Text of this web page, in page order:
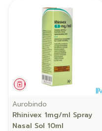
Médicament
Aurobindo
Rhinivex 1mg/ml Spray
Nasal Sol 10ml